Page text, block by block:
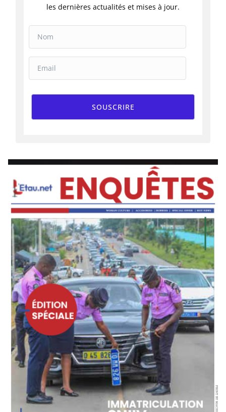
les dernières actualités et mises à jour.
SOUSCRIRE